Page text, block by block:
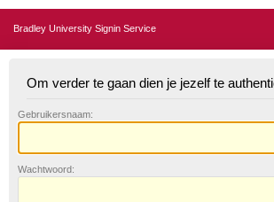
Bradley University Signin Service
Om verder te gaan dien je jezelf te
Gebruikersnaam:
Wachtwoord: